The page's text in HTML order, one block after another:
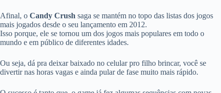
Afinal, o Candy Crush saga se mantém no topo das listas dos jogos
mais jogados desde o seu lançamento em 2012.
Isso porque, ele se tornou um dos jogos mais populares em todo o
mundo e em público de diferentes idades.
Ou seja, dá pra deixar baixado no celular pro filho brincar, você se
divertir nas horas vagas e ainda pular de fase muito mais rápido.